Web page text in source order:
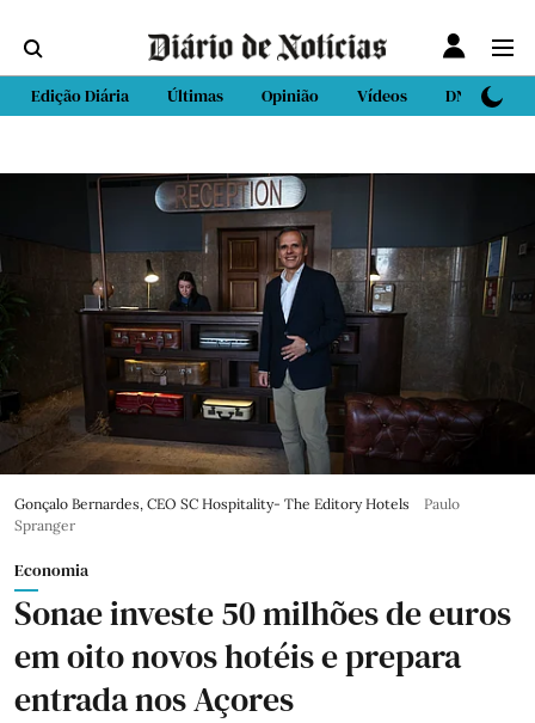
Edição Diária Últimas Opinião Vídeos DN Sport
Gonçalo Bernardes, CEO SC Hospitality- The Editory Hotels
Paulo
Spranger
Economia
Sonae investe 50 milhões de euros
em oito novos hotéis e prepara
entrada nos Açores